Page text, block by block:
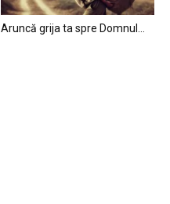
Aruncă grija ta spre Domnul…